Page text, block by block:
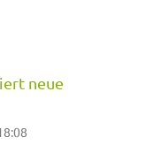
neue